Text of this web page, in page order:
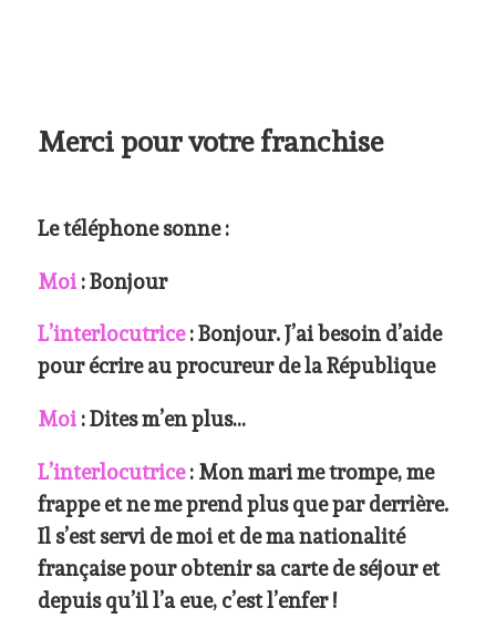
Merci pour votre franchise
Le téléphone sonne :
Moi : Bonjour
L’interlocutrice: Bonjour. J’ai besoin d’aide
pour écrire au procureur de la République
Moi : Dites m’en plus…
L’interlocutrice: Mon mari me trompe, me
frappe et ne me prend plus que par derrière.
Il s’est servi de moi et de ma nationalité
française pour obtenir sa carte de séjour et
depuis qu’il l’a eue, c’est l’enfer !